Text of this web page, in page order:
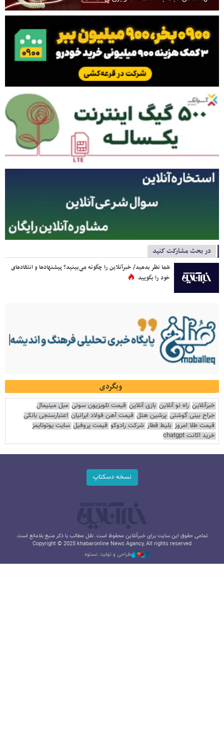
در بحث مشارکت کنید
شما نظر بدهید/ خبرآنلاین را چگونه می‌بینید؟ پیشنهادها و انتقادهای
خود را بگویید
وبگردی
خبرآنلاین راه نو آنلاین بازی آنلاین قیمت تلویزیون سونی مبل مینیمال
جراح بینی گوشتی پرشین هتل قیمت آهن فولاد ایرانیان اعتبارسنجی بانکی
قیمت طلا امروز بلیط قطار شرکت رادوکو قیمت پروفیل سایت یوتوتایمز
خرید اکانت chatgpt
نسخه دسکتاپ
تمامی حقوق این سایت برای خبرآنلاین محفوظ است. نقل مطالب با ذکر منبع بلامانع است.
Copyright © 2025 khabaronline News Agancy, All rights reserved
طراحی و تولید: نستوه